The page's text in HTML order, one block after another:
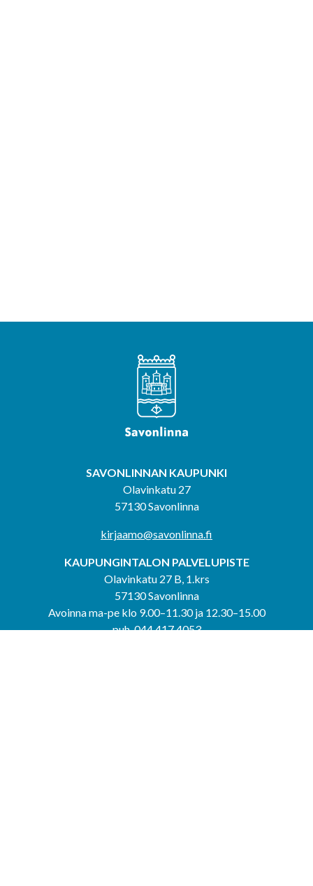
SAVONLINNAN KAUPUNKI
Olavinkatu 27
57130 Savonlinna
kirjaamo@savonlinna.fi
KAUPUNGINTALON PALVELUPISTE
Olavinkatu 27 B, 1.krs
57130 Savonlinna
Avoinna ma-pe klo 9.00–11.30 ja 12.30–15.00
puh. 044 417 4053